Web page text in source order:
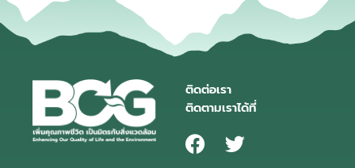
ติดต่อเรา
ติดตามเราได้ที่